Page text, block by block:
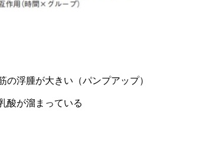
の浮腫が大きい（パンプアップ）
酸が溜まっている